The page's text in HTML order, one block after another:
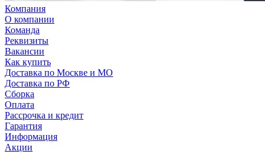
Компания
О компании
Команда
Реквизиты
Вакансии
Как купить
Доставка по Москве и МО
Доставка по РФ
Сборка
Оплата
Рассрочка и кредит
Гарантия
Информация
Акции